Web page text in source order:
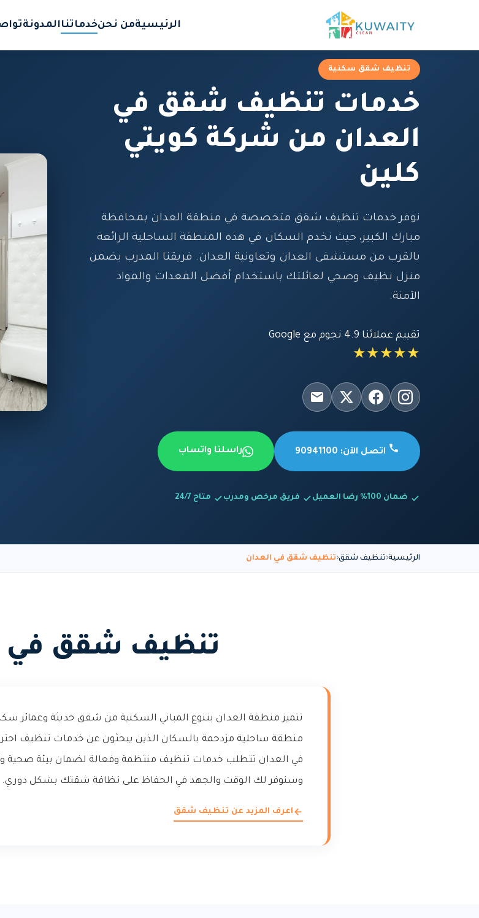
الرئيسيةمن نحنخدماتناالمدونة
تنظيف شقق سكنية
خدمات تنظيف شقق في
العدان من شركة كويتي
كلين
نوفر خدمات تنظيف شقق متخصصة في منطقة العدان بمحافظة
مبارك الكبير، حيث نخدم السكان في هذه المنطقة الساحلية الرائعة
بالقرب من مستشفى العدان وتعاونية العدان. فريقنا المدرب يضمن
منزل نظيف وصحي لعائلتك باستخدام أفضل المعدات والمواد
الآمنة.
تقييم عملائنا 4.9 نجوم مع Google
★★★★★
اتصل الآن: 90941100 راسلنا واتساب
ضمان 100% رضا العميل فريق مرخص ومدرب متاح 24/7
الرئيسية تنظيف شقق تنظيف شقق في العدان
تنظيف شقق في
تتميز منطقة العدان بتنوع المباني السكنية من شقق حديثة وعمائر
منطقة ساحلية مزدحمة بالسكان الذين يبحثون عن خدمات تنظيف
في العدان تتطلب خدمات تنظيف منتظمة وفعالة لضمان بيئة صحية
وسنوفر لك الوقت والجهد في الحفاظ على نظافة شقتك بشكل دوري.
اعرف المزيد عن تنظيف شقق